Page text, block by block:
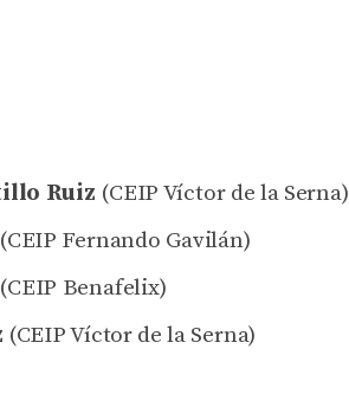
Ruiz (CEIP Víctor de la Serna)
Fernando Gavilán)
(CEIP Benafelix)
(CEIP Víctor de la Serna)